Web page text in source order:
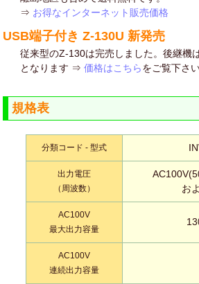
⇒ お得なインターネット販売価格
USB端子付き Z-130U 新発売
従来型のZ-130は完売しました。後継機
となります ⇒価格はこちらをご覧下さい
規格表
分類コード - 型式
出力電圧
（周波数）
お
AC100V
最大出力容量
AC100V
連続出力容量